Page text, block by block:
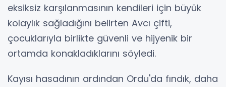
eksiksiz karşılanmasının kendileri için büyük
kolaylık sağladığını belirten Avcı çifti,
çocuklarıyla birlikte güvenli ve hijyenik bir
ortamda konakladıklarını söyledi.
Kayısı hasadının ardından Ordu'da fındık, daha